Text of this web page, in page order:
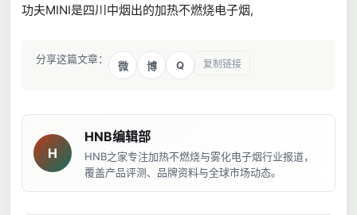
功夫MINI是四川中烟出的加热不燃烧电子烟,
分享这篇文章：
微 博 Q 复制链接
H
HNB编辑部
HNB之家专注加热不燃烧与雾化电子烟行业报道，
覆盖产品评测、品牌资料与全球市场动态。